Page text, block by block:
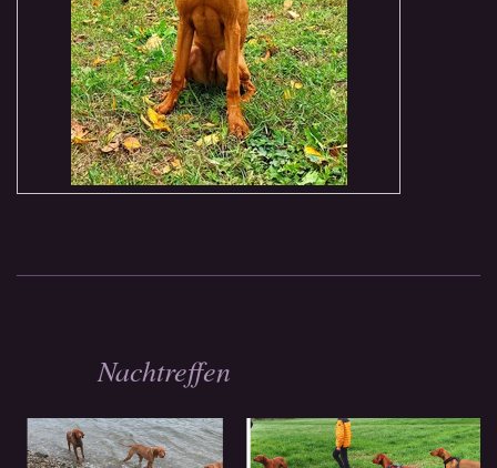
Nachtreffen